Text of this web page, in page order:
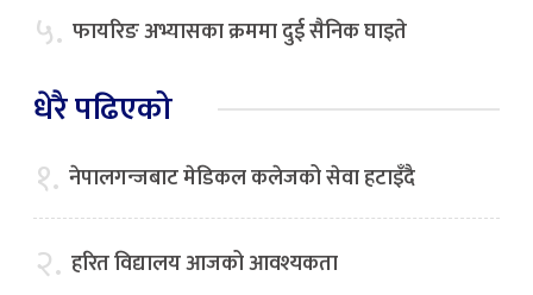
५. फायरिङ अभ्यासका क्रममा दुई सैनिक घाइते
धेरै पढिएको
१. नेपालगन्जबाट मेडिकल कलेजको सेवा हटाइँदै
२. हरित विद्यालय आजको आवश्यकता